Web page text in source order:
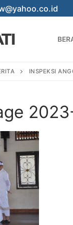
Cari:
BERANDA
PROGRAM
INSPEKSI